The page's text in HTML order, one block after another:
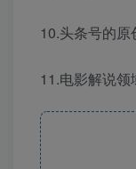
10.头条号的
11.电影解说